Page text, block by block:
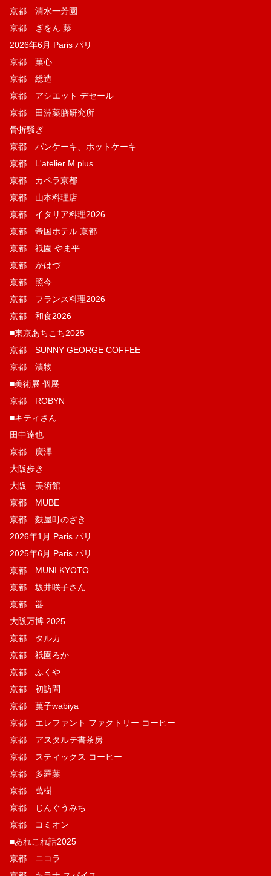
京都 清水一芳園
京都 ぎをん 藤
2026年6月 Paris パリ
京都 菓​心
京都 総造
京都 アシエット デセール
京都 田淵薬膳研究所
骨折騒ぎ
京都 パンケーキ、ホットケーキ
京都 L'atelier M plus
京都 カペラ京都
京都 山本料理店
京都 イタリア料理2026
京都 帝国ホテル 京都
京都 祇園 やま平
京都 かはづ
京都 照今
京都 フランス料理2026
京都 和食2026
■東京あちこち2025
京都 SUNNY GEORGE COFFEE
京都 漬物
■美術展 個展
京都 ROBYN
■キティさん
田中達也
京都 廣澤
大阪歩き
大阪 美術館
京都 MUBE
京都 麩屋町のざき
2026年1月 Paris パリ
2025年6月 Paris パリ
京都 MUNI KYOTO
京都 坂井咲子さん
京都 器
大阪万博 2025
京都 タルカ
京都 祇園ろか
京都 ふくや
京都 初訪問
京都 菓子wabiya
京都 エレファント ファクトリー コーヒー
京都 アスタルテ書茶房
京都 スティックス コーヒー
京都 多羅葉
京都 萬樹
京都 じんぐうみち
京都 コミオン
■あれこれ話2025
京都 ニコラ